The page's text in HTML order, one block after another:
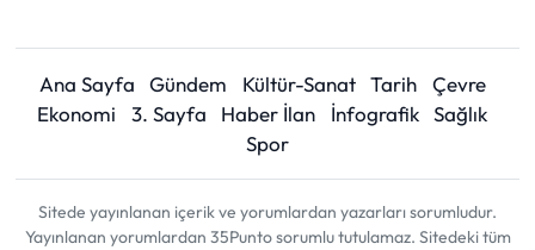
Ana Sayfa Gündem Kültür-Sanat Tarih
Çevre
Ekonomi
3. Sayfa Haber İlan İnfografik Sağlık
Spor
Sitede yayınlanan içerik ve yorumlardan yazarları sorumludur.
Yayınlanan yorumlardan 35Punto sorumlu tutulamaz. Sitedeki tüm